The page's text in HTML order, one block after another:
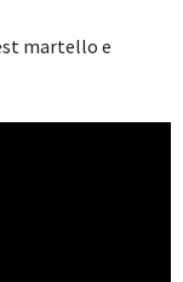
martello e